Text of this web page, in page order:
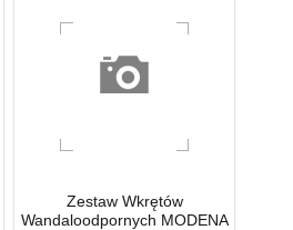
Zestaw Wkrętów
Wandaloodpornych MODENA